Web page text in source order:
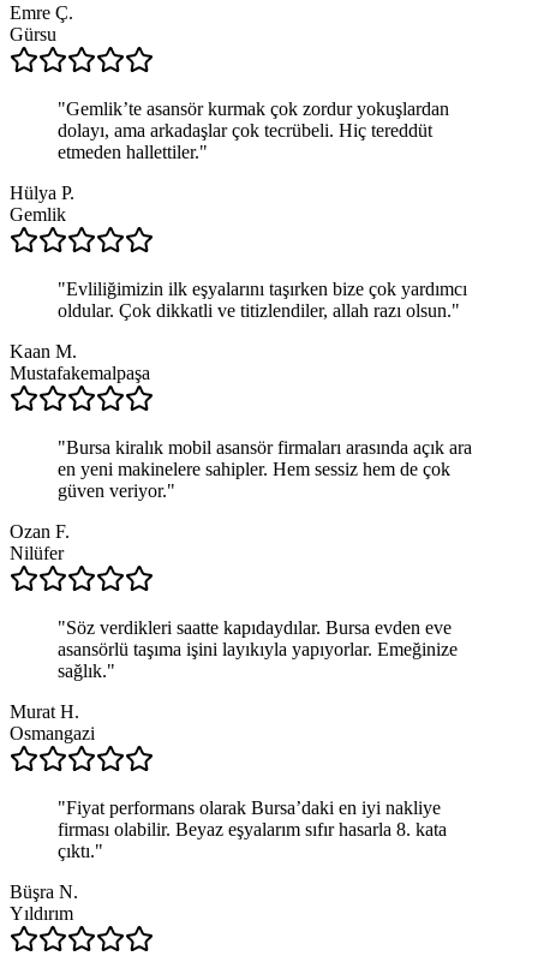
Emre Ç.
Gürsu
"Gemlik’te asansör kurmak çok zordur yokuşlardan
dolayı, ama arkadaşlar çok tecrübeli. Hiç tereddüt
etmeden hallettiler."
Hülya P.
Gemlik
"Evliliğimizin ilk eşyalarını taşırken bize çok yardımcı
oldular. Çok dikkatli ve titizlendiler, allah razı olsun."
Kaan M.
Mustafakemalpaşa
"Bursa kiralık mobil asansör firmaları arasında açık ara
en yeni makinelere sahipler. Hem sessiz hem de çok
güven veriyor."
Ozan F.
Nilüfer
"Söz verdikleri saatte kapıdaydılar. Bursa evden eve
asansörlü taşıma işini layıkıyla yapıyorlar. Emeğinize
sağlık."
Murat H.
Osmangazi
"Fiyat performans olarak Bursa’daki en iyi nakliye
firması olabilir. Beyaz eşyalarım sıfır hasarla 8. kata
çıktı."
Büşra N.
Yıldırım